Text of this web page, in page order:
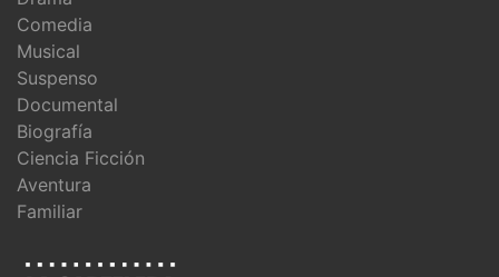
Comedia
Musical
Suspenso
Documental
Biografía
Ciencia Ficción
Aventura
Familiar